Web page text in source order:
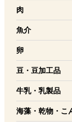
肉
を開く
魚介
を開く
卵
を開く
豆・豆加工品
を開く
牛乳・乳製品
を開く
海藻・乾物・こ
を開く